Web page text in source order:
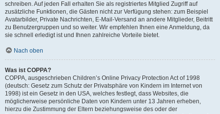
schreiben. Auf jeden Fall erhalten Sie als registriertes Mitglied Zugriff auf
zusätzliche Funktionen, die Gästen nicht zur Verfügung stehen: zum Beispiel
Avatarbilder, Private Nachrichten, E-Mail-Versand an andere Mitglieder, Beitritt
zu Benutzergruppen und so weiter. Wir empfehlen Ihnen eine Anmeldung, da
sie schnell erledigt ist und Ihnen zahlreiche Vorteile bietet.
Nach oben
Was ist COPPA?
COPPA, ausgeschrieben Children’s Online Privacy Protection Act of 1998
(deutsch: Gesetz zum Schutz der Privatsphäre von Kindern im Internet von
1998) ist ein Gesetz in den USA, welches festlegt, dass Websites, die
möglicherweise persönliche Daten von Kindern unter 13 Jahren erheben,
hierzu die Zustimmung der Eltern beziehungsweise des oder der